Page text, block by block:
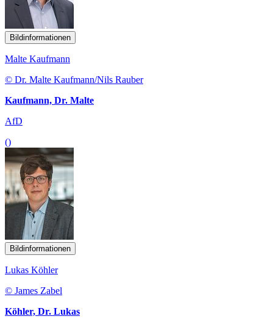
Bildinformationen
Malte Kaufmann
© Dr. Malte Kaufmann/Nils Rauber
Kaufmann, Dr. Malte
AfD
()
Bildinformationen
Lukas Köhler
© James Zabel
Köhler, Dr. Lukas